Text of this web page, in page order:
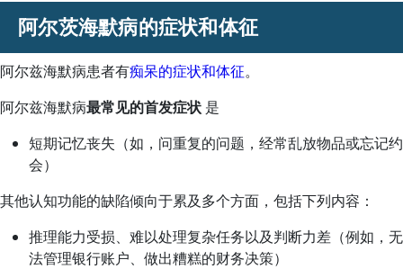
阿尔茨海默病的症状和体征
阿尔兹海默病患者有痴呆的症状和体征。
阿尔兹海默病最常见的首发症状 是
短期记忆丧失（如，问重复的问题，经常乱放物品或忘记约
会）
其他认知功能的缺陷倾向于累及多个方面，包括下列内容：
推理能力受损、难以处理复杂任务以及判断力差（例如，无
法管理银行账户、做出糟糕的财务决策）